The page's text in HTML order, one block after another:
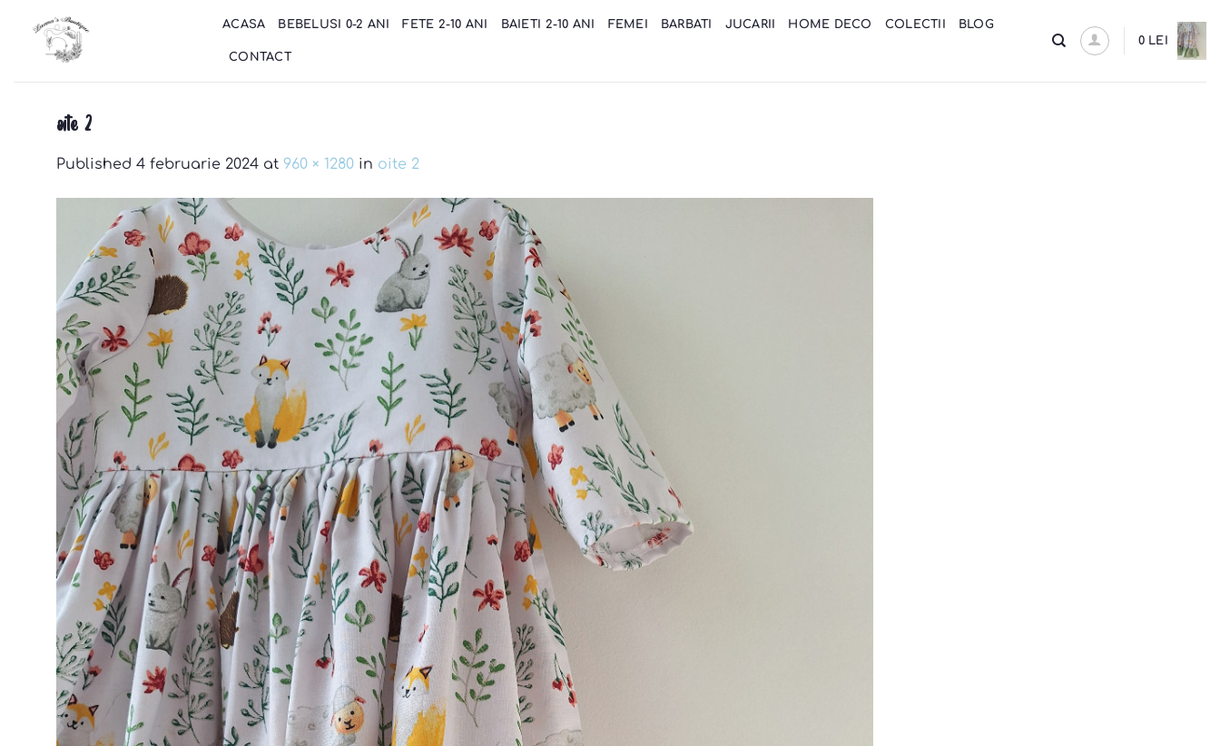
content
ACASA BEBELUSI 0-2 ANI FETE 2-10 ANI BAIETI 2-10 ANI FEMEI BARBATI JUCARII HOME DECO COLECTII BLOG
CONTACT
0 LEI
oite 2
Published 4 februarie 2024 at 960 × 1280 in oite 2